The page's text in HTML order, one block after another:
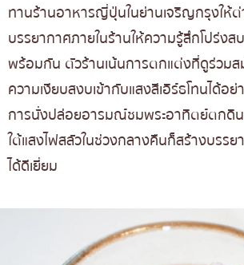
ทานร้านอาหารญี่ปุ่นในย่านเจริญกรุงให้
บรรยากาศภายในร้านให้ความรู้สึกโปร่งส
พร้อมกัน ตัวร้านเน้นการตกแต่งที่ดูร่วม
ความเงียบสงบเข้ากับแสงสีเอิร์ธโทนได้อ
การนั่งปล่อยอารมณ์ชมพระอาทิตย์ตกดิน
ใต้แสงไฟสลัวในช่วงกลางคืนก็สร้างบรรย
ได้ดีเยี่ยม